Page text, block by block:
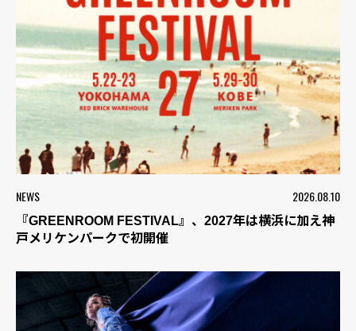
NEWS 2026.08.10
『GREENROOM FESTIVAL』、2027年は横浜に加え神
戸メリケンパークで初開催